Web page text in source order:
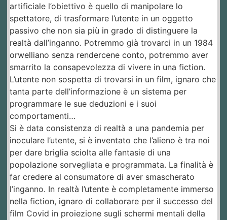
artificiale l’obiettivo è quello di manipolare lo
spettatore, di trasformare l’utente in un oggetto
passivo che non sia più in grado di distinguere la
realtà dall’inganno. Potremmo già trovarci in un 1984
orwelliano senza rendercene conto, potremmo aver
smarrito la consapevolezza di vivere in una fiction.
L’utente non sospetta di trovarsi in un film, ignaro che
tanta parte dell’informazione è un sistema per
programmare le sue deduzioni e i suoi
comportamenti…
Si è data consistenza di realtà a una pandemia per
inoculare l’utente, si è inventato che l’alieno è tra noi
per dare briglia sciolta alle fantasie di una
popolazione sorvegliata e programmata. La finalità è
far credere al consumatore di aver smascherato
l’inganno. In realtà l’utente è completamente immerso
nella fiction, ignaro di collaborare per il successo del
film Covid in proiezione sugli schermi mentali della